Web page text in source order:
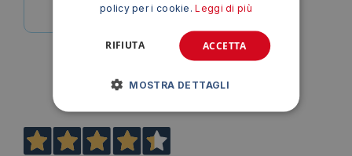
policy per i cookie.Leggi di più
ACCETTA
RIFIUTA
MOSTRA DETTAGLI